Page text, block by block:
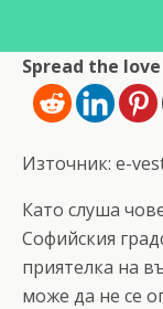
Spread the love
Източник: e-
Като слуша
Софийския
приятелка на
може да не се